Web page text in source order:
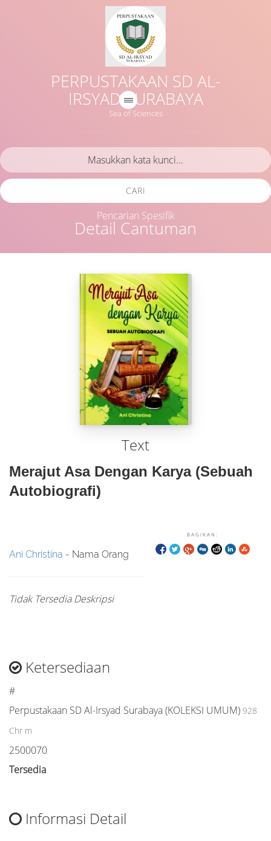
PERPUSTAKAAN SD AL-
IRSYAD SURABAYA
Sea of Sciences
Detail Cantuman
CARI
Pencarian Spesifik
Text
Merajut Asa Dengan Karya (Sebuah
Autobiografi)
BAGIKAN:
Ani Christina - Nama Orang
Tidak Tersedia Deskripsi
Ketersediaan
#
Perpustakaan SD Al-Irsyad Surabaya (KOLEKSI UMUM) 928
Chr m
2500070
Tersedia
Informasi Detail